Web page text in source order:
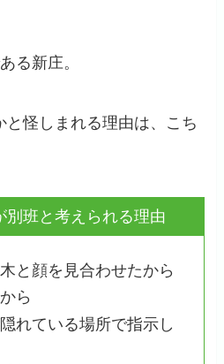
る新庄。
と怪しまれる理由は、こち
別班と考えられる理由
と顔を見合わせたから
ら
れている場所で指示し